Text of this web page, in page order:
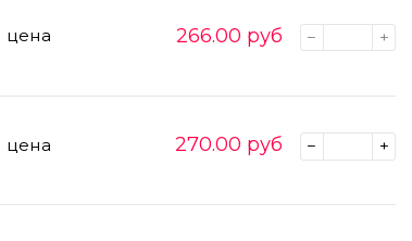
цена 266.00 руб
цена 270.00 руб